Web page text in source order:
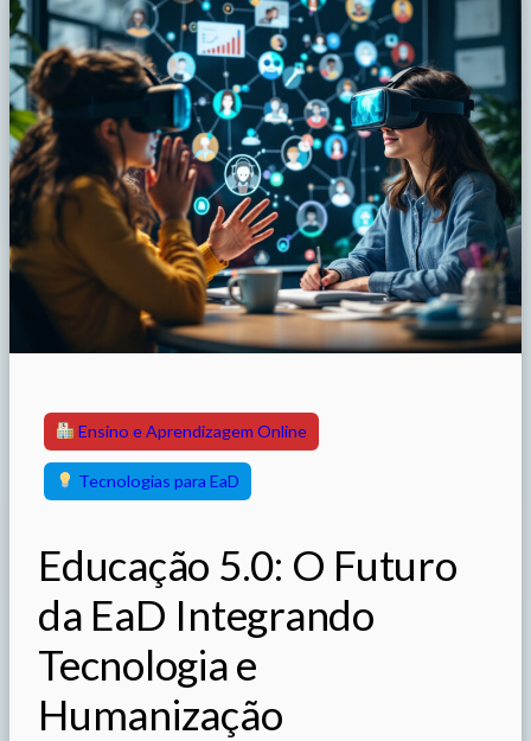
Ensino e Aprendizagem Online
Tecnologias para EaD
Educação 5.0: O Futuro
da EaD Integrando
Tecnologia e
Humanização